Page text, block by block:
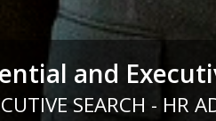
and
SEARCH - HR